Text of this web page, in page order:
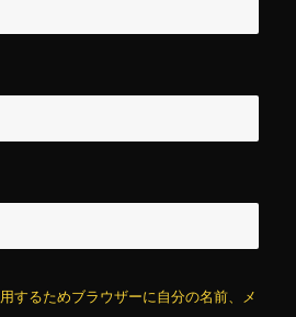
するためブラウザーに自分の名前、メ